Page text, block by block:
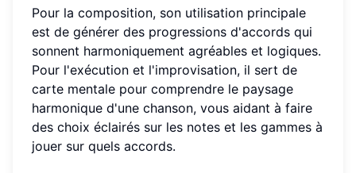
Pour la composition, son utilisation principale
est de générer des progressions d'accords qui
sonnent harmoniquement agréables et logiques.
Pour l'exécution et l'improvisation, il sert de
carte mentale pour comprendre le paysage
harmonique d'une chanson, vous aidant à faire
des choix éclairés sur les notes et les gammes à
jouer sur quels accords.